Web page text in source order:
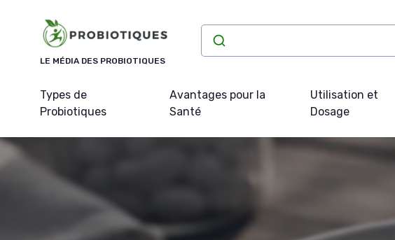
LE MÉDIA DES PROBIOTIQUES
Types de
Probiotiques
Avantages pour la
Santé
Utilisation et
Dosage